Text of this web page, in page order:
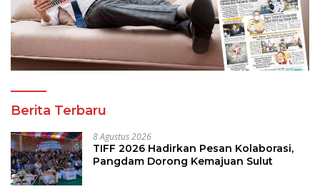
Berita Terbaru
8 Agustus 2026
TIFF 2026 Hadirkan Pesan Kolaborasi,
Pangdam Dorong Kemajuan Sulut